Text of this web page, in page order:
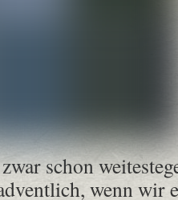
schon
wenn wir